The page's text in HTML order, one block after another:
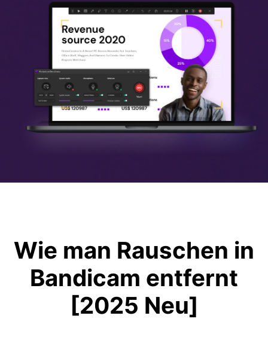
Wie man Rauschen in
Bandicam entfernt
[2025 Neu]